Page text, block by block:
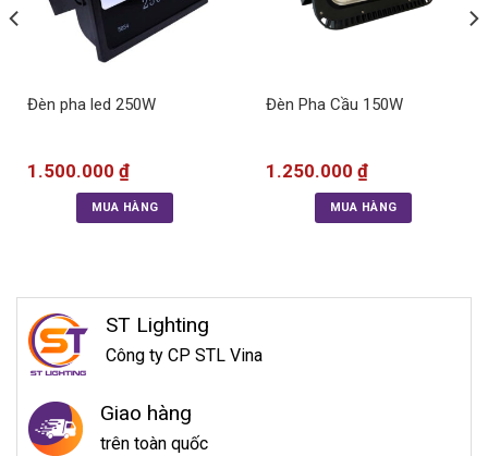
Đèn pha led 250W
1.500.000 ₫
MUA HÀNG
Đèn Pha Cầu 150W
1.250.000 ₫
MUA HÀNG
ST Lighting
Công ty CP STL Vina
Giao hàng
trên toàn quốc